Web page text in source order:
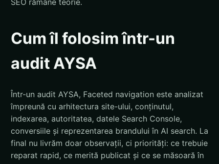
Cum îl folosim într-un
audit AYSA
Într-un audit AYSA, Faceted navigation este analizat
împreună cu arhitectura site-ului, conținutul,
indexarea, autoritatea, datele Search Console,
conversiile și reprezentarea brandului în AI search. La
final nu livrăm doar observații, ci priorități: ce trebuie
reparat rapid, ce merită publicat și ce se măsoară în